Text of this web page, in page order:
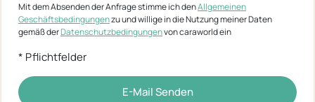
Mit dem Absenden der Anfrage stimme ich denAllgemeinen
Geschäftsbedingungenzu und willige in die Nutzung meiner Daten
gemäß derDatenschutzbedingungenvon caraworld ein
* Pflichtfelder
E-Mail Senden